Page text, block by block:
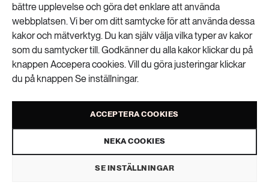
bättre upplevelse och göra det enklare att använda
webbplatsen. Vi ber om ditt samtycke för att använda dessa
kakor och mätverktyg. Du kan själv välja vilka typer av kakor
som du samtycker till. Godkänner du alla kakor klickar du på
knappen Accepera cookies. Vill du göra justeringar klickar
du på knappen Se inställningar.
ACCEPTERA COOKIES
NEKA COOKIES
SE INSTÄLLNINGAR
vid Woods Holes oceanografiska institution i USA.
Läs mer här (sverigesradio.se)
Cathrine Beijer